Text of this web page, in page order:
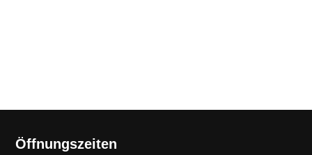
Öffnungszeiten